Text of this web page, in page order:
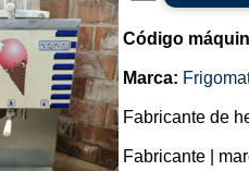
Código
Marca:
Fabricante de
Fabricante |